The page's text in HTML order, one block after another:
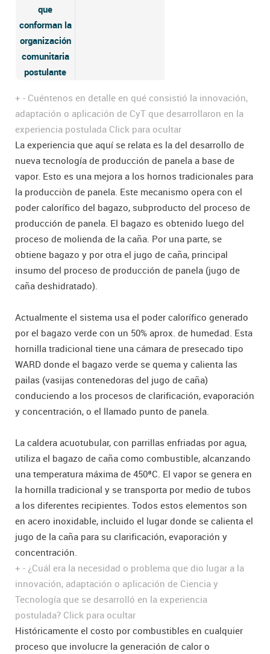
que
conforman la
organización
comunitaria
postulante
+ - Cuéntenos en detalle en qué consistió la innovación,
adaptación o aplicación de CyT que desarrollaron en la
experiencia postulada Click para ocultar
La experiencia que aquí se relata es la del desarrollo de
nueva tecnología de producción de panela a base de
vapor. Esto es una mejora a los hornos tradicionales para
la producciòn de panela. Este mecanismo opera con el
poder calorífico del bagazo, subproducto del proceso de
producción de panela. El bagazo es obtenido luego del
proceso de molienda de la caña. Por una parte, se
obtiene bagazo y por otra el jugo de caña, principal
insumo del proceso de producción de panela (jugo de
caña deshidratado).
Actualmente el sistema usa el poder calorífico generado
por el bagazo verde con un 50% aprox. de humedad. Esta
hornilla tradicional tiene una cámara de presecado tipo
WARD donde el bagazo verde se quema y calienta las
pailas (vasijas contenedoras del jugo de caña)
conduciendo a los procesos de clarificación, evaporación
y concentración, o el llamado punto de panela.
La caldera acuotubular, con parrillas enfriadas por agua,
utiliza el bagazo de caña como combustible, alcanzando
una temperatura máxima de 450ªC. El vapor se genera en
la hornilla tradicional y se transporta por medio de tubos
a los diferentes recipientes. Todos estos elementos son
en acero inoxidable, incluido el lugar donde se calienta el
jugo de la caña para su clarificación, evaporación y
concentración.
+ - ¿Cuál era la necesidad o problema que dio lugar a la
innovación, adaptación o aplicación de Ciencia y
Tecnología que se desarrolló en la experiencia
postulada? Click para ocultar
Históricamente el costo por combustibles en cualquier
proceso que involucre la generación de calor o